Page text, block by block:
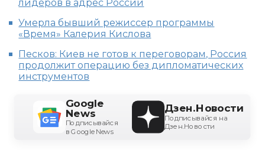
лидеров в адрес России
Умерла бывший режиссер программы
«Время» Калерия Кислова
Песков: Киев не готов к переговорам, Россия
продолжит операцию без дипломатических
инструментов
Google
News
Подписывайся
в Google News
Дзен.Новости
Подписывайся на
Дзен.Новости